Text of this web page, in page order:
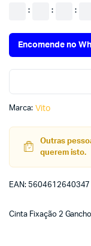
: : :
Encomende no
Marca: Vito
Outras
querem isto.
EAN: 5604612640347
Cinta Fixação 2